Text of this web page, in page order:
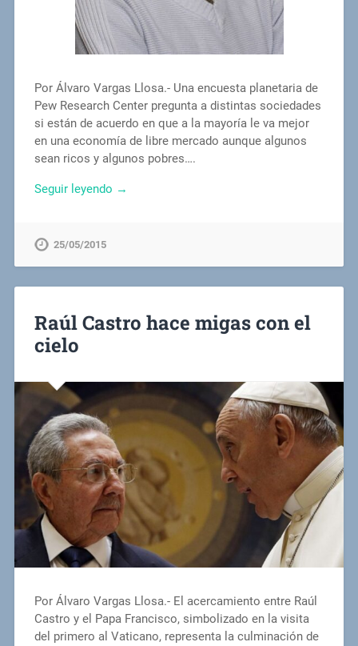
Por Álvaro Vargas Llosa.- Una encuesta planetaria de
Pew Research Center pregunta a distintas sociedades
si están de acuerdo en que a la mayoría le va mejor
en una economía de libre mercado aunque algunos
sean ricos y algunos pobres….
Seguir leyendo →
25/05/2015
Raúl Castro hace migas con el
cielo
Por Álvaro Vargas Llosa.- El acercamiento entre Raúl
Castro y el Papa Francisco, simbolizado en la visita
del primero al Vaticano, representa la culminación de